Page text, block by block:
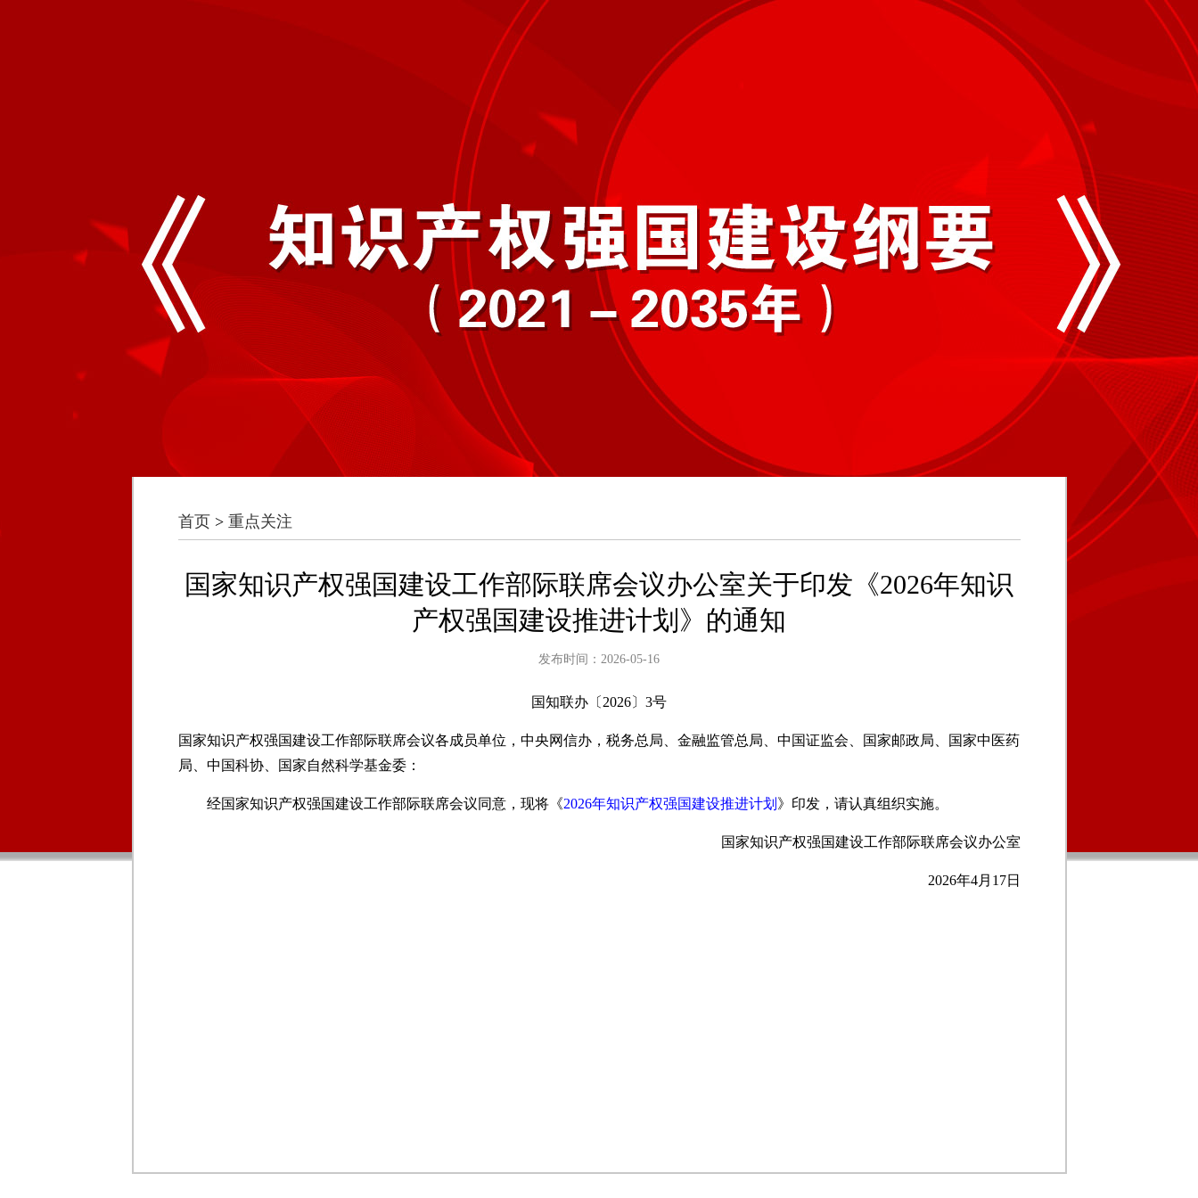
首页 > 重点关注
国家知识产权强国建设工作部际联席会议办公室关于印发《2026年知识
产权强国建设推进计划》的通知
发布时间：2026-05-16
国知联办〔2026〕3号
国家知识产权强国建设工作部际联席会议各成员单位，中央网信办，税务总局、金融监管总局、中国证监会、国家邮政局、国家中医药
局、中国科协、国家自然科学基金委：
经国家知识产权强国建设工作部际联席会议同意，现将《2026年知识产权强国建设推进计划 》印发，请认真组织实施。
国家知识产权强国建设工作部际联席会议办公室
2026年4月17日